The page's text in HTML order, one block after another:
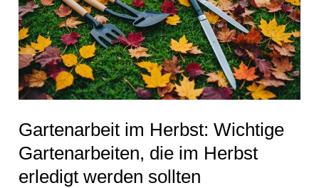
Gartenarbeit im Herbst: Wichtige
Gartenarbeiten, die im Herbst
erledigt werden sollten
Herbst:
Wichtige
Gartenarbeiten,
die
im
erledigt
werden
sollten